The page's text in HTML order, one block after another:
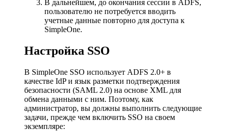
В дальнейшем, до окончания сессии в ADFS,
пользователю не потребуется вводить
учетные данные повторно для доступа к
SimpleOne.
Настройка SSO
В SimpleOne SSO использует ADFS 2.0+ в
качестве IdP и язык разметки подтверждения
безопасности (SAML 2.0) на основе XML для
обмена данными с ним. Поэтому, как
администратор, вы должны выполнить следующие
задачи, прежде чем включить SSO на своем
экземпляре: